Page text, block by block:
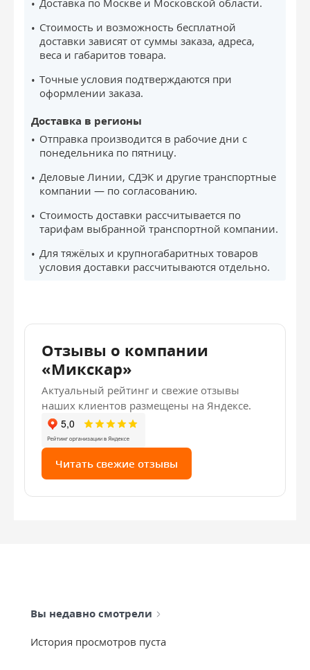
Доставка по Москве и Московской области.
Стоимость и возможность бесплатной
доставки зависят от суммы заказа, адреса,
веса и габаритов товара.
Точные условия подтверждаются при
оформлении заказа.
Доставка в регионы
Отправка производится в рабочие дни с
понедельника по пятницу.
Деловые Линии, СДЭК и другие транспортные
компании — по согласованию.
Стоимость доставки рассчитывается по
тарифам выбранной транспортной компании.
Для тяжёлых и крупногабаритных товаров
условия доставки рассчитываются отдельно.
Отзывы о компании
«Микскар»
Актуальный рейтинг и свежие отзывы
наших клиентов размещены на Яндексе.
Читать свежие отзывы
Вы недавно смотрели
История просмотров пуста